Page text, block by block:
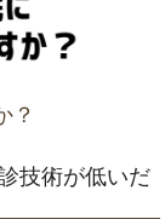
？
技術が低いだ